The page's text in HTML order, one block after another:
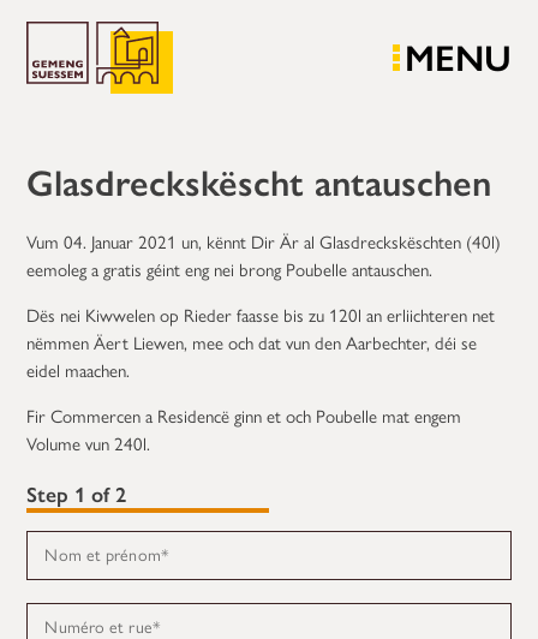
MENU
Glasdreckskëscht antauschen
Vum 04. Januar 2021 un, kënnt Dir Är al Glasdreckskëschten (40l)
eemoleg a gratis géint eng nei brong Poubelle antauschen.
Dës nei Kiwwelen op Rieder faasse bis zu 120l an erliichteren net
nëmmen Äert Liewen, mee och dat vun den Aarbechter, déi se
eidel maachen.
Fir Commercen a Residencë ginn et och Poubelle mat engem
Volume vun 240l.
Step 1 of2
Nom et prénom*
Numéro et rue*